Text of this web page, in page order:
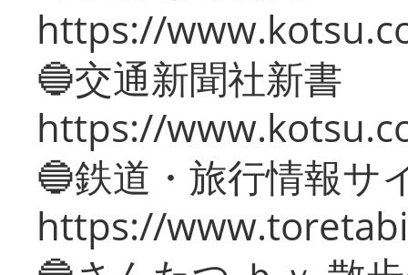
https://
🔵交通新聞社新書
https://
🔵鉄道・旅行情報サ
https://